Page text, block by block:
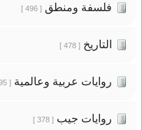
فلسفة ومنطق[ 496 ]
التاريخ[ 478 ]
روايات عربية وعالمية[ 395 ]
روايات جيب[ 378 ]